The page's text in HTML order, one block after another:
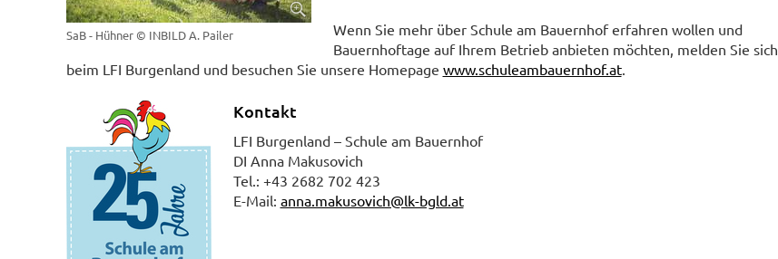
SaB - Hühner © INBILD A. Pailer
Wenn Sie mehr über Schule am Bauernhof erfahren wollen und
Bauernhoftage auf Ihrem Betrieb anbieten möchten, melden Sie sich
beim LFI Burgenland und besuchen Sie unsere Homepage www.schuleambauernhof.at.
Kontakt
LFI Burgenland – Schule am Bauernhof
DI Anna Makusovich
Tel.: +43 2682 702 423
E-Mail: anna.makusovich@lk-bgld.at